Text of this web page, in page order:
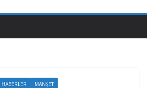
HABERLER MANŞET